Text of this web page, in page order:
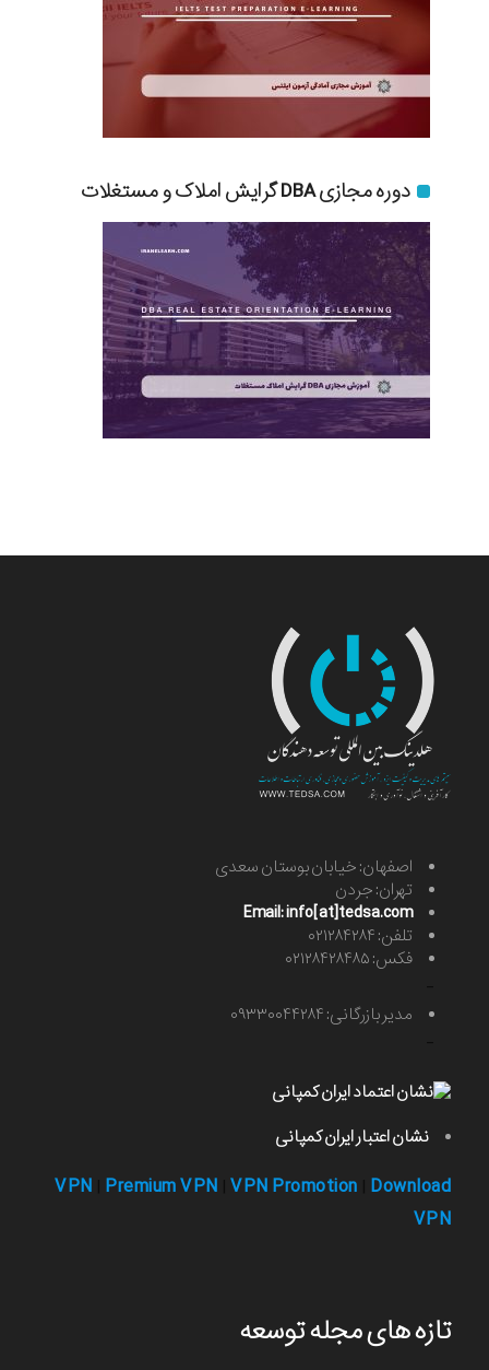
دوره مجازی DBA گرایش املاک و مستغلات
اصفهان: خیابان بوستان سعدی
تهران: جردن
Email: info[at]tedsa.com
تلفن: ۰۲۱۲۸۴۲۸۴
فکس: ۰۲۱۲۸۴۲۸۴۸۵
مدیر بازرگانی: ۰۹۳۳۰۰۴۴۲۸۴
نشان اعتبار ایران کمپانی
VPN Premium VPN VPN Promotion Download
VPN
تازه های مجله توسعه